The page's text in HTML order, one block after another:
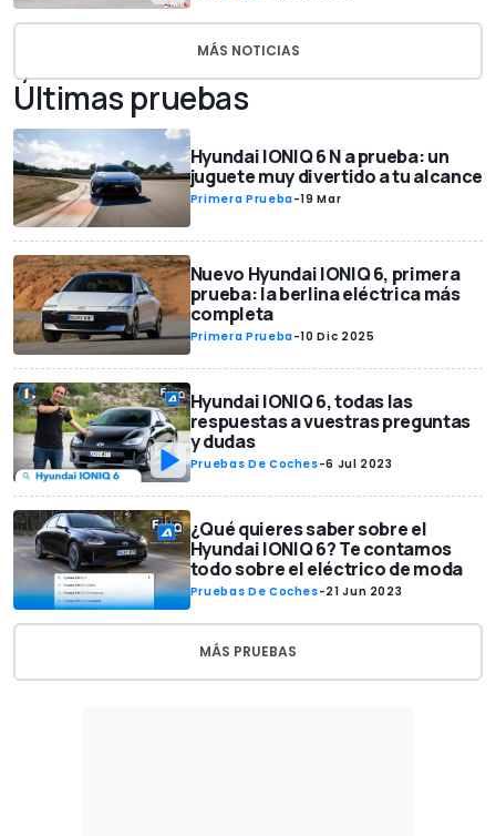
MÁS NOTICIAS
Últimas pruebas
Hyundai IONIQ 6 N a prueba: un
juguete muy divertido a tu alcance
Primera Prueba-19 Mar
Nuevo Hyundai IONIQ 6, primera
prueba: la berlina eléctrica más
completa
Primera Prueba-10 Dic 2025
Hyundai IONIQ 6, todas las
respuestas a vuestras preguntas
y dudas
Pruebas De Coches-6 Jul 2023
¿Qué quieres saber sobre el
Hyundai IONIQ 6? Te contamos
todo sobre el eléctrico de moda
Pruebas De Coches-21 Jun 2023
MÁS PRUEBAS